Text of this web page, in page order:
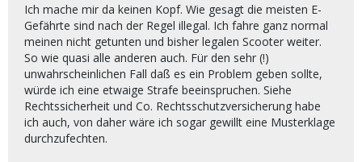
Ich mache mir da keinen Kopf. Wie gesagt die meisten E-
Gefährte sind nach der Regel illegal. Ich fahre ganz normal
meinen nicht getunten und bisher legalen Scooter weiter.
So wie quasi alle anderen auch. Für den sehr (!)
unwahrscheinlichen Fall daß es ein Problem geben sollte,
würde ich eine etwaige Strafe beeinspruchen. Siehe
Rechtssicherheit und Co. Rechtsschutzversicherung habe
ich auch, von daher wäre ich sogar gewillt eine Musterklage
durchzufechten.